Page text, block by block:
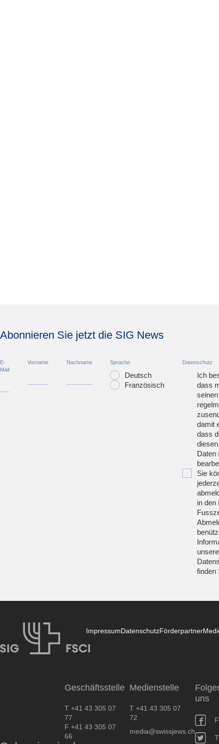
Abonnieren Sie jetzt die SIG News
E-
Mail
Vorname Nachname Sprache
Deutsch
Französisch
Datenschutz
Ich
dass
damit
dass
Daten
Sie
in den
finden
ImpressumDatenschutzFörderpartner
Geschäftsstelle
T +41 43 305 07
77
F +41 43 305 07
66
Medienstelle
T +41 43 305 07
72
media@swissjews.ch
uns